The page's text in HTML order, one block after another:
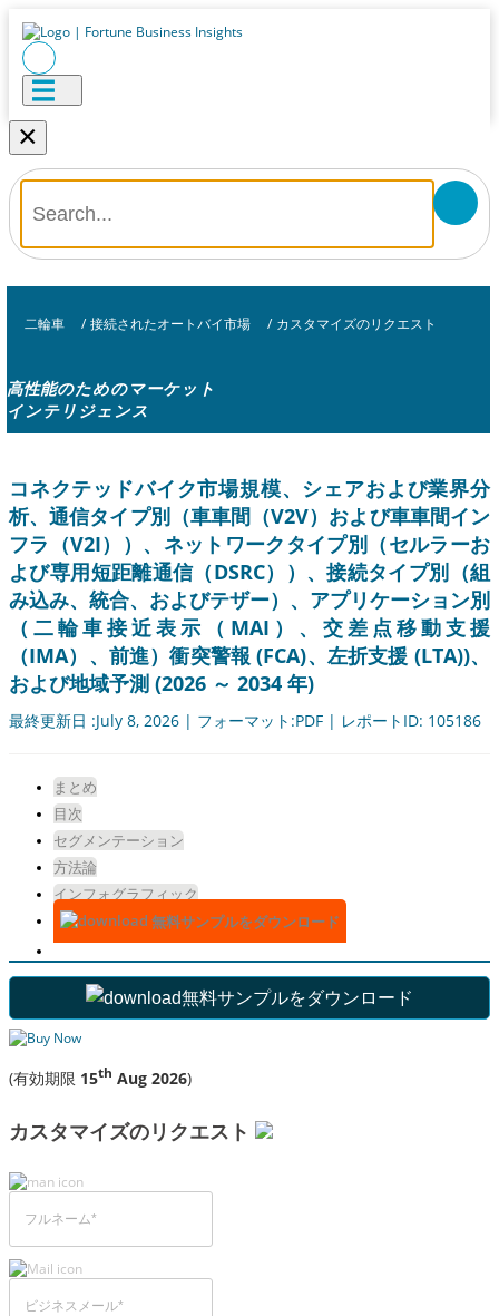
×
二輪車 / 接続されたオートバイ市場 / カスタマイズのリクエスト
高性能のためのマーケット
インテリジェンス
コネクテッドバイク市場規模、シェアおよび業界分
析、通信タイプ別（車車間（V2V）および車車間イン
フラ（V2I））、ネットワークタイプ別（セルラーお
よび専用短距離通信（DSRC））、接続タイプ別（組
み込み、統合、およびテザー）、アプリケーション別
（二輪車接近表示（MAI）、交差点移動支援
（IMA）、前進）衝突警報 (FCA)、左折支援 (LTA))、
および地域予測 (2026 ～ 2034 年)
最終更新日 :July 8, 2026 | フォーマット:PDF | レポートID: 105186
まとめ
目次
セグメンテーション
方法論
インフォグラフィック
無料サンプルをダウンロード
無料サンプルをダウンロード
(有効期限 15th Aug 2026)
カスタマイズのリクエスト